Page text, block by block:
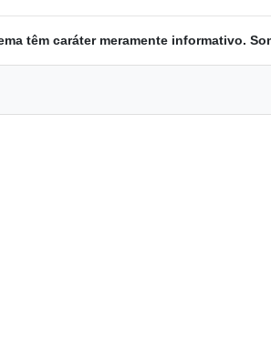
têm caráter meramente informativo.